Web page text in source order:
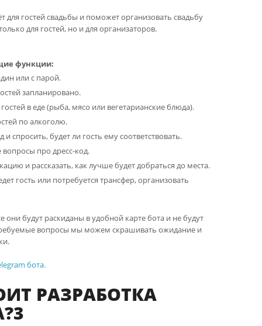
для гостей свадьбы и поможет организовать свадьбу
для гостей, но и для организаторов.
функции:
или с парой.
запланировано.
в еде (рыба, мясо или вегетарианские блюда).
по алкоголю.
и спросить, будет ли гость ему соответствовать.
про дресс-код.
и рассказать, как лучше будет добраться до места.
гость или потребуется трансфер, организовать
будут раскиданы в удобной карте бота и не будут
вопросы мы можем скрашивать ожидание и
бота.
РАЗРАБОТКА